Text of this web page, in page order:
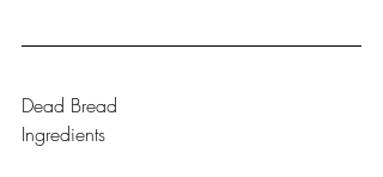
Dead Bread
Ingredients